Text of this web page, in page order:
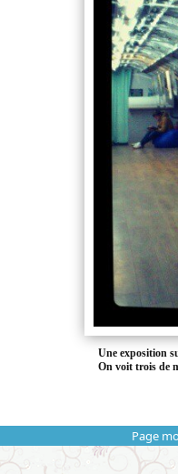
Une exposition
On voit trois de
Page